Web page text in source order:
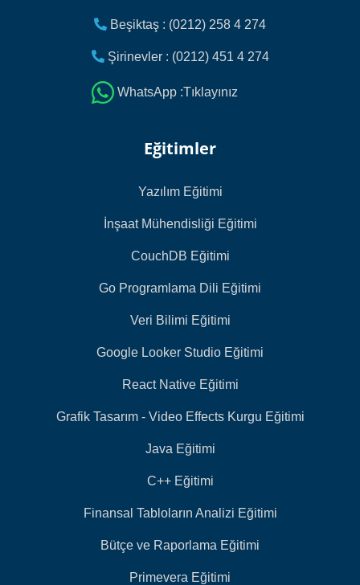
Beşiktaş : (0212) 258 4 274
Şirinevler : (0212) 451 4 274
WhatsApp :Tıklayınız
Eğitimler
Yazılım Eğitimi
İnşaat Mühendisliği Eğitimi
CouchDB Eğitimi
Go Programlama Dili Eğitimi
Veri Bilimi Eğitimi
Google Looker Studio Eğitimi
React Native Eğitimi
Grafik Tasarım - Video Effects Kurgu Eğitimi
Java Eğitimi
C++ Eğitimi
Finansal Tabloların Analizi Eğitimi
Bütçe ve Raporlama Eğitimi
Primevera Eğitimi